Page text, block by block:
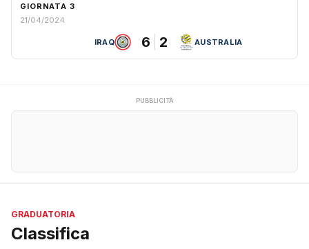
GIORNATA 3
21/04/2024
IRAQ 6 2 AUSTRALIA
PUBBLICITÀ
GRADUATORIA
Classifica